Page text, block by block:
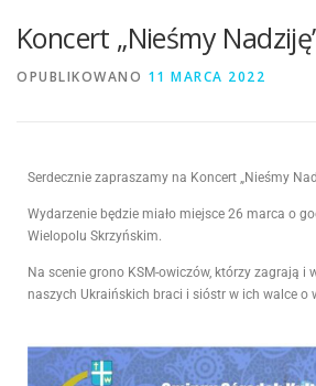
Koncert „Nieśmy
OPUBLIKOWANO 11 MARCA 2022
Serdecznie zapraszamy na Koncert „Nieśmy
Wydarzenie będzie miało miejsce 26 marca o
Wielopolu Skrzyńskim.
Na scenie grono KSM-owiczów, którzy zagrają i
naszych Ukraińskich braci i sióstr w ich walce o